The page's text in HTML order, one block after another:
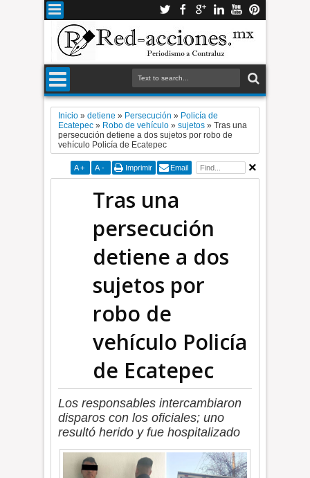
Inicio »detiene » Persecución » Policía de
Ecatepec » Robo de vehículo »sujetos »Tras una
persecución detiene a dos sujetos por robo de
vehículo Policía de Ecatepec
A + A - Imprimir Email
Tras una
persecución
detiene a dos
sujetos por
robo de
vehículo Policía
de Ecatepec
Los responsables intercambiaron
disparos con los oficiales; uno
resultó herido y fue hospitalizado